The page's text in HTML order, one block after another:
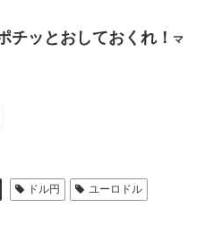
チッとおしておくれ！ マ
ドル円
ユーロドル